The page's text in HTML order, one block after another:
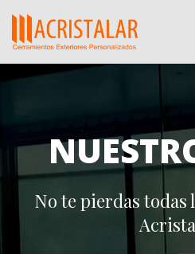
No te pierdas todas